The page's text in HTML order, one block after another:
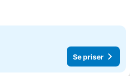
Se priser